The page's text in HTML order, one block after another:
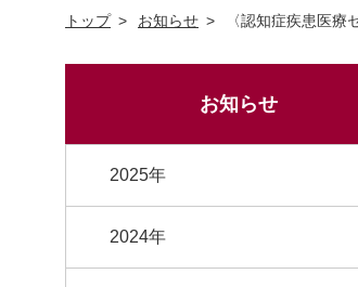
トップ お知らせ 〈認知症疾患医
お知らせ
2025年
2024年